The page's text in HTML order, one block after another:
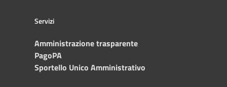
Servizi
Amministrazione trasparente
PagoPA
Sportello Unico Amministrativo